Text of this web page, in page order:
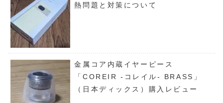
熱問題と対策について
金属コア内蔵イヤーピース
「COREIR -コレイル- BRASS」
（日本ディックス）購入レビュー